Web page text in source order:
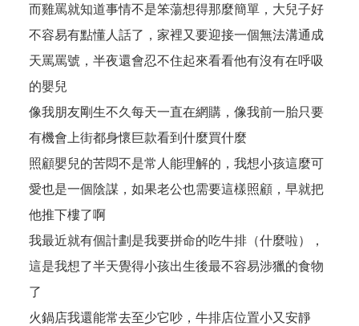
而雞罵就知道事情不是笨蕩想得那麼簡單，大兒子好
不容易有點懂人話了，家裡又要迎接一個無法溝通成
天罵罵號，半夜還會忍不住起來看看他有沒有在呼吸
的嬰兒
像我朋友剛生不久每天一直在網購，像我前一胎只要
有機會上街都身懷巨款看到什麼買什麼
照顧嬰兒的苦悶不是常人能理解的，我想小孩這麼可
愛也是一個陰謀，如果老公也需要這樣照顧，早就把
他推下樓了啊
我最近就有個計劃是我要拼命的吃牛排（什麼啦），
這是我想了半天覺得小孩出生後最不容易涉獵的食物
了
火鍋店我還能常去至少它吵，牛排店位置小又安靜